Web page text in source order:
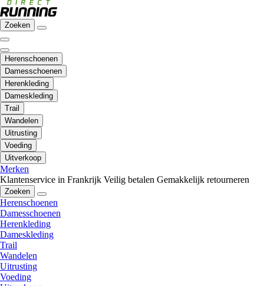
Zoeken
Herenschoenen
Damesschoenen
Herenkleding
Dameskleding
Trail
Wandelen
Uitrusting
Voeding
Uitverkoop
Merken
Klantenservice in Frankrijk Veilig betalen Gemakkelijk retourneren
Zoeken
Herenschoenen
Damesschoenen
Herenkleding
Dameskleding
Trail
Wandelen
Uitrusting
Voeding